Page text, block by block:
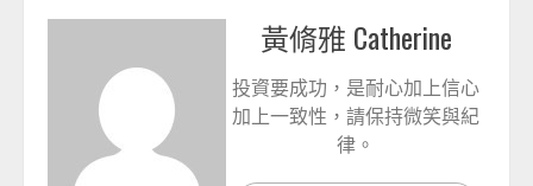
黃脩雅 Catherine
投資要成功，是耐心加上信心
加上一致性，請保持微笑與紀
律。